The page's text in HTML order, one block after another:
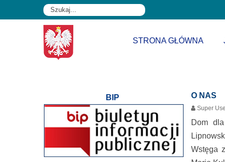
STRONA GŁÓWNA
O NAS
Super
Dom
Wstęga
BIP
rok
miesiąc